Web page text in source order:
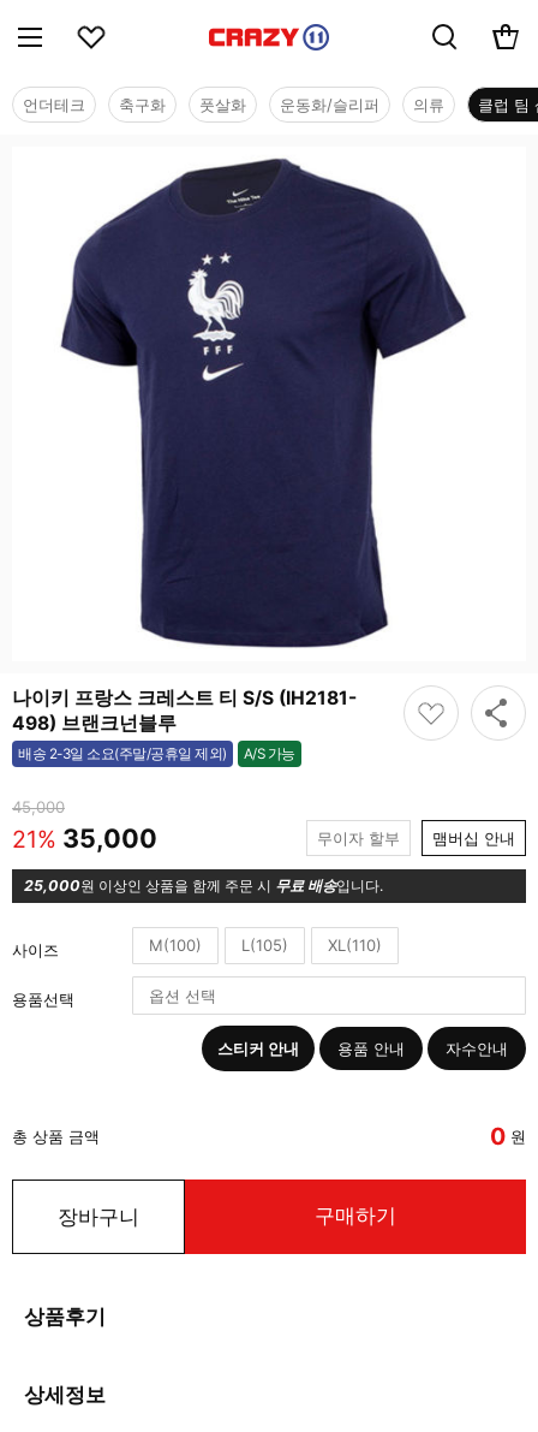
언더테크 축구화 풋살화 운동화/슬리퍼 의류 클럽 팀
나이키 프랑스 크레스트 티 S/S (IH2181-
498) 브랜크넌블루
배송 2-3일 소요(주말/공휴일 제외) A/S 가능
가능
45,000
21% 35,000 무이자 할부 맴버십 안내
25,000원 이상인 상품을 함께 주문 시 무료 배송입니다.
사이즈 M(100) L(105) XL(110)
용품선택
스티커 안내 용품 안내 자수안내
총 상품 금액 0 원
장바구니 구매하기
상품후기
상세정보